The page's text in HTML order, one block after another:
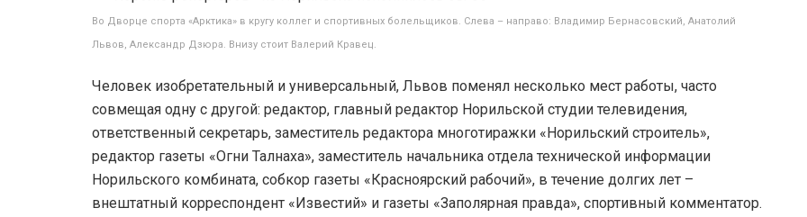
Во Дворце спорта «Арктика» в кругу коллег и спортивных болельщиков. Слева – направо: Владимир Бернасовский, Анатолий
Львов, Александр Дзюра. Внизу стоит Валерий Кравец.
Человек изобретательный и универсальный, Львов поменял несколько мест работы, часто
совмещая одну с другой: редактор, главный редактор Норильской студии телевидения,
ответственный секретарь, заместитель редактора многотиражки «Норильский строитель»,
редактор газеты «Огни Талнаха», заместитель начальника отдела технической информации
Норильского комбината, собкор газеты «Красноярский рабочий», в течение долгих лет –
внештатный корреспондент «Известий» и газеты «Заполярная правда», спортивный комментатор.